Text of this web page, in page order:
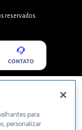
reservados.
CONTATO
para
personalizar